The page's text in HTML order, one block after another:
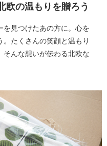
欧の温もりを贈ろう
を見つけたあの方に。心を
たくさんの笑顔と温もり
そんな想いが伝わる北欧な